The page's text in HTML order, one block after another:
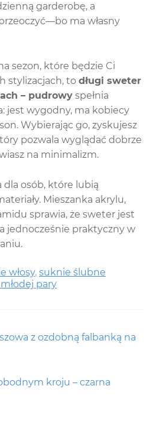
garderobę, a
ma własny
sezon, które będzie Ci
stylizacjach, to długi sweter
– pudrowy spełnia
jest wygodny, ma kobiecy
Wybierając go, zyskujesz
pozwala wyglądać dobrze
na minimalizm.
dla osób, które lubią
Mieszanka akrylu,
sprawia, że sweter jest
jednocześnie praktyczny w
włosy, suknie ślubne
pary
z ozdobną falbanką na
kroju – czarna